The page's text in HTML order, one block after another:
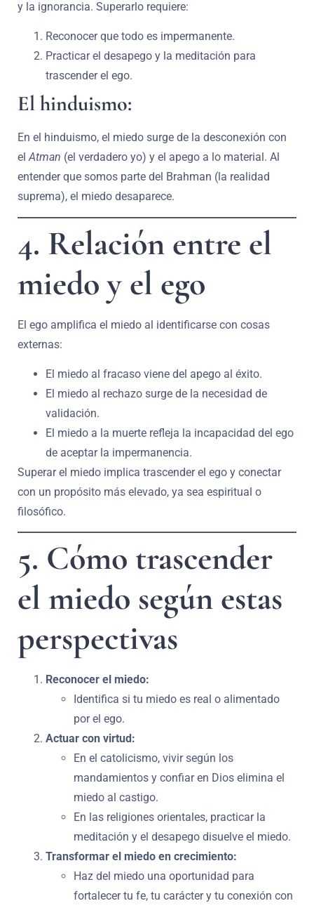
y la ignorancia. Superarlo requiere:
Reconocer que todo es impermanente.
Practicar el desapego y la meditación para
trascender el ego.
El hinduismo:
En el hinduismo, el miedo surge de la desconexión con
elAtman (el verdadero yo) y el apego a lo material. Al
entender que somos parte del Brahman (la realidad
suprema), el miedo desaparece.
4. Relación entre el
miedo y el ego
El ego amplifica el miedo al identificarse con cosas
externas:
El miedo al fracaso viene del apego al éxito.
El miedo al rechazo surge de la necesidad de
validación.
El miedo a la muerte refleja la incapacidad del ego
de aceptar la impermanencia.
Superar el miedo implica trascender el ego y conectar
con un propósito más elevado, ya sea espiritual o
filosófico.
5. Cómo trascender
el miedo según estas
perspectivas
Reconocer el miedo:
Identifica si tu miedo es real o alimentado
por el ego.
Actuar con virtud:
En el catolicismo, vivir según los
mandamientos y confiar en Dios elimina el
miedo al castigo.
En las religiones orientales, practicar la
meditación y el desapego disuelve el miedo.
Transformar el miedo en crecimiento:
Haz del miedo una oportunidad para
fortalecer tu fe, tu carácter y tu conexión con